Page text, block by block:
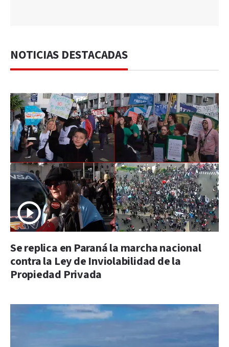
NOTICIAS DESTACADAS
Se replica en Paraná la marcha nacional
contra la Ley de Inviolabilidad de la
Propiedad Privada